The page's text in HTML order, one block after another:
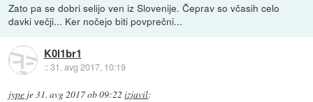
Zato pa se dobri selijo ven iz Slovenije. Čeprav so včasih celo
davki večji... Ker nočejo biti povprečni...
K0l1br1
::31. avg 2017, 10:19
jype je31. avg 2017 ob 09:22 izjavil: